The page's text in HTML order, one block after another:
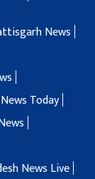
News
Today
News Live